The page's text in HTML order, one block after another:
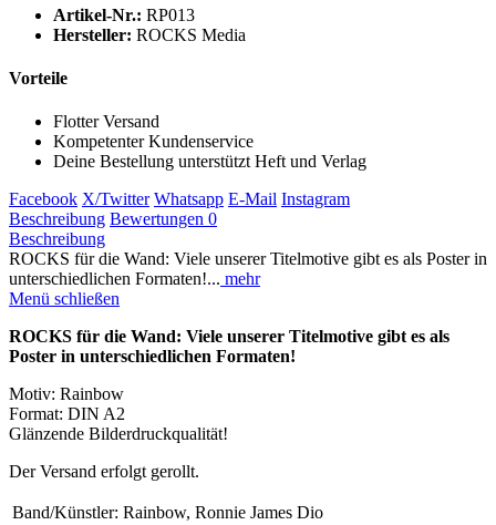
Artikel-Nr.: RP013
Hersteller: ROCKS Media
Vorteile
Flotter Versand
Kompetenter Kundenservice
Deine Bestellung unterstützt Heft und Verlag
Facebook X/Twitter Whatsapp E-Mail Instagram
Beschreibung Bewertungen 0
Beschreibung
ROCKS für die Wand: Viele unserer Titelmotive gibt es als Poster in
unterschiedlichen Formaten!... mehr
Menü schließen
ROCKS für die Wand: Viele unserer Titelmotive gibt es als
Poster in unterschiedlichen Formaten!
Motiv: Rainbow
Format: DIN A2
Glänzende Bilderdruckqualität!
Der Versand erfolgt gerollt.
Band/Künstler: Rainbow, Ronnie James Dio